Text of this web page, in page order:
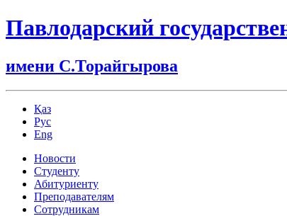
Павлодарский
имени С.Торайгырова
Қаз
Рус
Eng
Новости
Студенту
Абитуриенту
Преподавателям
Сотрудникам